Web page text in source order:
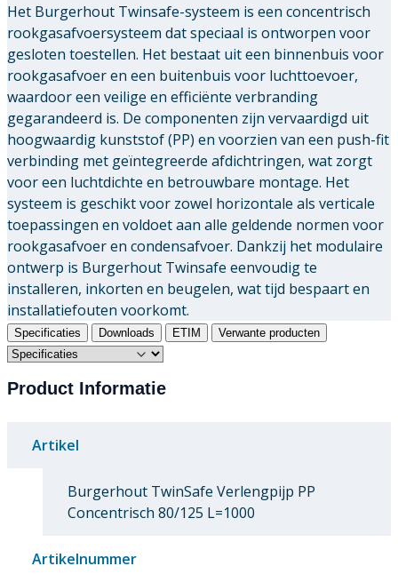
Het Burgerhout Twinsafe-systeem is een concentrisch
rookgasafvoersysteem dat speciaal is ontworpen voor
gesloten toestellen. Het bestaat uit een binnenbuis voor
rookgasafvoer en een buitenbuis voor luchttoevoer,
waardoor een veilige en efficiënte verbranding
gegarandeerd is. De componenten zijn vervaardigd uit
hoogwaardig kunststof (PP) en voorzien van een push-fit
verbinding met geïntegreerde afdichtringen, wat zorgt
voor een luchtdichte en betrouwbare montage. Het
systeem is geschikt voor zowel horizontale als verticale
toepassingen en voldoet aan alle geldende normen voor
rookgasafvoer en condensafvoer. Dankzij het modulaire
ontwerp is Burgerhout Twinsafe eenvoudig te
installeren, inkorten en beugelen, wat tijd bespaart en
installatiefouten voorkomt.
Specificaties Downloads ETIM Verwante producten
Product Informatie
Artikel
Burgerhout TwinSafe Verlengpijp PP
Concentrisch 80/125 L=1000
Artikelnummer